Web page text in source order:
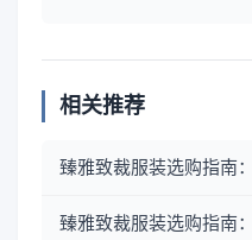
相关推荐
臻雅致裁服装选购指南
臻雅致裁服装选购指南